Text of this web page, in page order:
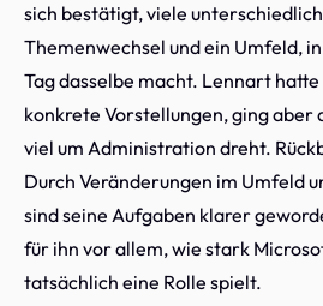
sich bestätigt, viele
Themenwechsel und ein Umfeld,
Tag dasselbe macht. Lennart
konkrete Vorstellungen, ging aber
viel um Administration dreht.
Durch Veränderungen im Umfeld
sind seine Aufgaben klarer
für ihn vor allem, wie stark
tatsächlich eine Rolle spielt.